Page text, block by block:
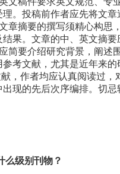
。投稿前作者应先将文章
章摘要的撰写须精心构思
果。文章的中、英文摘要
简要介绍研究背景，阐述
考文献，尤其是近年来
，作者均应认真阅读过，
现的先后次序编排。切忌
么级别刊物？